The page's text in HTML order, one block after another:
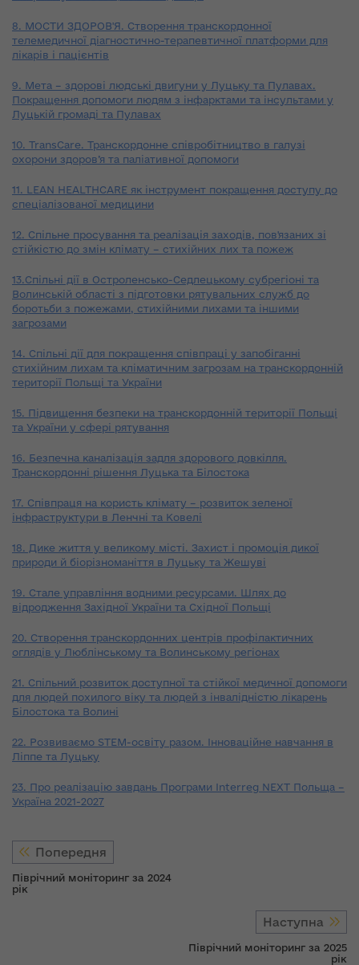
8. МОСТИ ЗДОРОВ'Я. Створення транскордонної
телемедичної діагностично-терапевтичної платформи для
лікарів і пацієнтів
9. Мета – здорові людські двигуни у Луцьку та Пулавах.
Покращення допомоги людям з інфарктами та інсультами у
Луцькій громаді та Пулавах
10. TransCare. Транскордонне співробітництво в галузі
охорони здоров’я та паліативної допомоги
11. LEAN HEALTHCARE як інструмент покращення доступу до
спеціалізованої медицини
12. Спільне просування та реалізація заходів, пов'язаних зі
стійкістю до змін клімату – стихійних лих та пожеж
13.Спільні дії в Остроленсько-Седлецькому субрегіоні та
Волинській області з підготовки рятувальних служб до
боротьби з пожежами, стихійними лихами та іншими
загрозами
14. Спільні дії для покращення співпраці у запобіганні
стихійним лихам та кліматичним загрозам на транскордонній
території Польщі та України
15. Підвищення безпеки на транскордонній території Польщі
та України у сфері рятування
16. Безпечна каналізація задля здорового довкілля.
Транскордонні рішення Луцька та Білостока
17. Співпраця на користь клімату – розвиток зеленої
інфраструктури в Ленчні та Ковелі
18. Дике життя у великому місті. Захист і промоція дикої
природи й біорізноманіття в Луцьку та Жешуві
19. Cтале управління водними ресурсами. Шлях до
відродження Західної України та Східної Польщі
20. Створення транскордонних центрів профілактичних
оглядів у Люблінському та Волинському регіонах
21. Спільний розвиток доступної та стійкої медичної допомоги
для людей похилого віку та людей з інвалідністю лікарень
Білостока та Волині
22. Розвиваємо STEM-освіту разом. Інноваційне навчання в
Ліппе та Луцьку
23. Про реалізацію завдань Програми Interreg NEXT Польща –
Україна 2021-2027
Попередня
Піврічний моніторинг за 2024
рік
Наступна
Піврічний моніторинг за 2025
рік